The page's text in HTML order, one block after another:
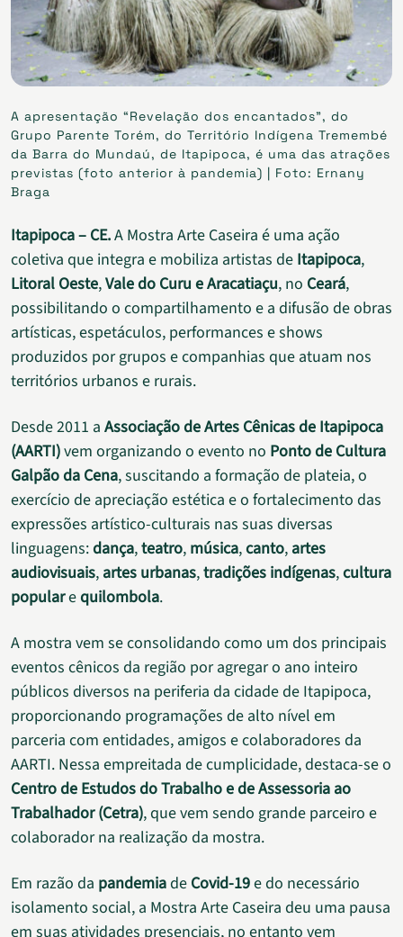
A apresentação “Revelação dos encantados”, do
Grupo Parente Torém, do Território Indígena Tremembé
da Barra do Mundaú, de Itapipoca, é uma das atrações
previstas (foto anterior à pandemia) | Foto: Ernany
Braga
Itapipoca – CE.A Mostra Arte Caseira é uma ação
coletiva que integra e mobiliza artistas de Itapipoca,
Litoral Oeste,Vale do Curu e Aracatiaçu, no Ceará,
possibilitando o compartilhamento e a difusão de obras
artísticas, espetáculos, performances e shows
produzidos por grupos e companhias que atuam nos
territórios urbanos e rurais.
Desde 2011 a Associação de Artes Cênicas de Itapipoca
(AARTI)vem organizando o evento no Ponto de Cultura
Galpão da Cena, suscitando a formação de plateia, o
exercício de apreciação estética e o fortalecimento das
expressões artístico-culturais nas suas diversas
linguagens:dança,teatro, música,canto, artes
audiovisuais, artes urbanas,tradições indígenas,cultura
popularequilombola.
A mostra vem se consolidando como um dos principais
eventos cênicos da região por agregar o ano inteiro
públicos diversos na periferia da cidade de Itapipoca,
proporcionando programações de alto nível em
parceria com entidades, amigos e colaboradores da
AARTI. Nessa empreitada de cumplicidade, destaca-se o
Centro de Estudos do Trabalho e de Assessoria ao
Trabalhador (Cetra), que vem sendo grande parceiro e
colaborador na realização da mostra.
Em razão da pandemiade Covid-19e do necessário
isolamento social, a Mostra Arte Caseira deu uma pausa
em suas atividades presenciais, no entanto vem